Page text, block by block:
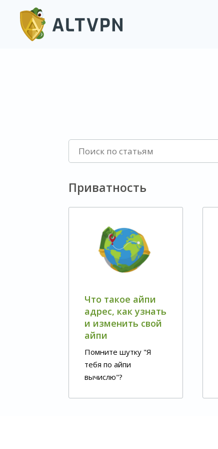
Приватность
Что такое айпи
адрес, как узнать
и изменить свой
айпи
Помните шутку "Я
тебя по айпи
вычислю"?